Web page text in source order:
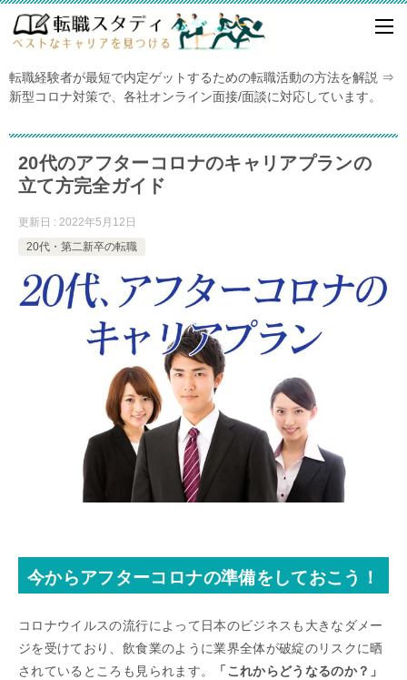
転職経験者が最短で内定ゲットするための転職活動の方法を解説 ⇒
新型コロナ対策で、各社オンライン面接/面談に対応しています。
20代のアフターコロナのキャリアプランの
立て方完全ガイド
更新日 : 2022年5月12日
20代・第二新卒の転職
今からアフターコロナの準備をしておこう！
コロナウイルスの流行によって日本のビジネスも大きなダメー
ジを受けており、飲食業のように業界全体が破綻のリスクに晒
されているところも見られます。
「これからどうなるのか？」